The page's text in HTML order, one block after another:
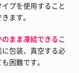
プを使用すること
ます。
のまま凍結できるこ
包装、真空する必
困難です。